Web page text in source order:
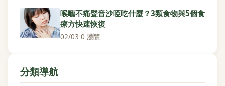
喉嚨不痛聲音沙啞吃什麼？3類食物與5個食
療方快速恢復
02/03·0 瀏覽
分類導航